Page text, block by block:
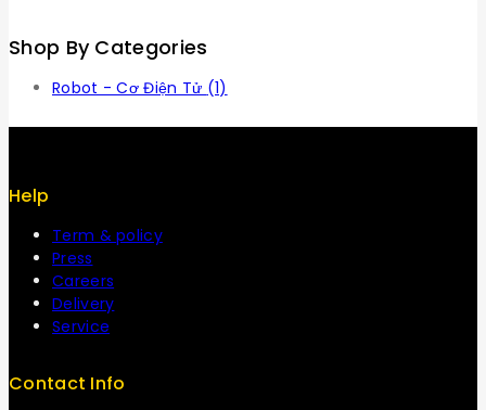
Shop By Categories
Robot - Cơ Điện Tử (1)
Help
Term & policy
Press
Careers
Delivery
Service
Contact Info